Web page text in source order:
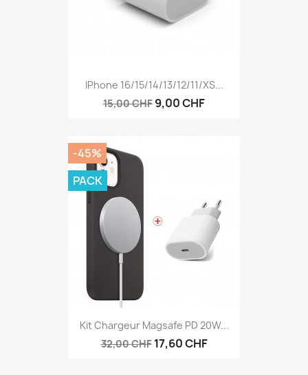
IPhone 16/15/14/13/12/11/XS...
15,00 CHF 9,00 CHF
Kit Chargeur Magsafe PD 20W...
32,00 CHF 17,60 CHF
-45%
PACK